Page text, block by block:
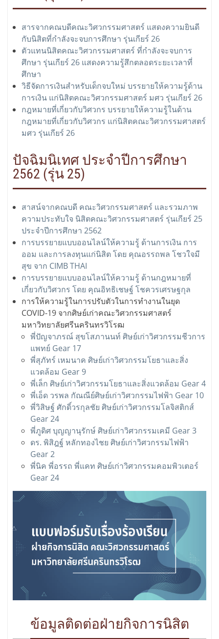
สารจากคณบดีคณะวิศวกรรมศาสตร์ แสดงความยินดี
กับนิสิตที่กำลังจะจบการศึกษา รุ่นเกียร์ 26
ตัวแทนนิสิตคณะวิศวกรรมศาสตร์ ที่กำลังจะจบการ
ศึกษา รุ่นเกียร์ 26 แสดงความรู้สึกตลอดระยะเวลาที่
ศึกษา
วิธีจัดการเงินสำหรับเด็กจบใหม่ บรรยายให้ความรู้ด้าน
การเงิน แก่นิสิตคณะวิศวกรรมศาสตร์ มศว รุ่นเกียร์ 26
กฎหมายที่เกี่ยวกับวิศวกร บรรยายให้ความรู้ในด้าน
กฎหมายที่เกี่ยวกับวิศวกร แก่นิสิตคณะวิศวกรรมศาสตร์
มศว รุ่นเกียร์ 26
ปัจฉิมนิเทศ ประจำปีการศึกษา
2562 (รุ่น 25)
สาสน์จากคณบดี คณะวิศวกรรมศาสตร์ และรวมภาพ
ความประทับใจ นิสิตคณะวิศวกรรมศาสตร์ รุ่นเกียร์ 25
ประจำปีการศึกษา 2562
การบรรยายแบบออนไลน์ให้ความรู้ ด้านการเงิน การ
ออม และการลงทุนแก่นิสิต โดย คุณอรรถพล โชวใจมี
สุข จาก CIMB THAI
การบรรยายแบบออนไลน์ให้ความรู้ ด้านกฎหมายที่
เกี่ยวกับวิศวกร โดย คุณอิทธิเชษฐ์ โชควรเศรษฐกุล
การให้ความรู้ในการปรับตัวในการทำงานในยุด
COVID-19 จากศิษย์เก่าคณะวิศวกรรมศาสตร์
มหาวิทยาลัยศรีนครินทรวิโรฒ
พี่ปัญจาภรณ์ สุขโสภานนท์ ศิษย์เก่าวิศวกรรมชีวการ
แพทย์ Gear 17
พี่สุภัทร์ เหมนาค ศิษย์เก่าวิศวกรรมโยธาและสิ่ง
แวดล้อม Gear 9
พี่เล็ก ศิษย์เก่าวิศวกรรมโยธาและสิ่งแวดล้อม Gear 4
พี่เอ็ด วรพล กัณณีย์ศิษย์เก่าวิศวกรรมไฟฟ้า Gear 10
พี่วิสิษฐ์ ศักดิ์วรกุลชัย ศิษย์เก่าวิศวกรรมโลจิสติกส์
Gear 24
พี่ภูดิศ บุญญานุรักษ์ ศิษย์เก่าวิศวกรรมเคมี Gear 3
ดร. พิสิฎฐ์ หลักทองไชย ศิษย์เก่าวิศวกรรมไฟฟ้า
Gear 2
พี่นิค พี่อรรถ พี่แคท ศิษย์เก่าวิศวกรรมคอมพิวเตอร์
Gear 24
ข้อมูลติดต่อฝ่ายกิจการนิสิต